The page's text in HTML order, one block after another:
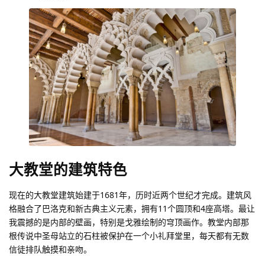
大教堂的建筑特色
现在的大教堂建筑始建于1681年，历时近两个世纪才完成。建筑风
格融合了巴洛克和新古典主义元素，拥有11个圆顶和4座高塔。最让
我震撼的是内部的壁画，特别是戈雅绘制的穹顶画作。教堂内部那
根传说中圣母站立的石柱被保护在一个小礼拜堂里，每天都有无数
信徒排队触摸和亲吻。